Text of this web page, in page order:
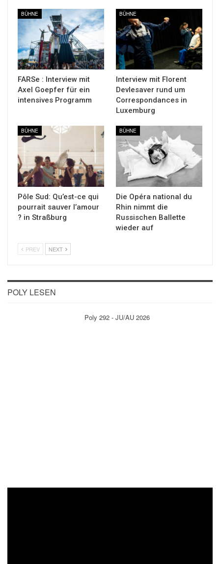
BÜHNE
FARSe : Interview mit
Axel Goepfer für ein
intensives Programm
BÜHNE
Interview mit Florent
Devlesaver rund um
Correspondances in
Luxemburg
BÜHNE
Pôle Sud: Qu’est-ce qui
pourrait sauver l’amour
? in Straßburg
BÜHNE
Die Opéra national du
Rhin nimmt die
Russischen Ballette
wieder auf
PREV NEXT
POLY LESEN
Poly 292 - JU/AU 2026